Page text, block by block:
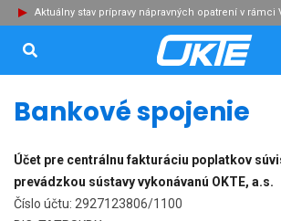
Aktuálny stav prípravy nápravných opatrení v rámci
Bankové spojenie
Účet pre centrálnu fakturáciu poplatkov
prevádzkou sústavy vykonávanú OKTE, a.s.
Číslo účtu: 2927123806/1100